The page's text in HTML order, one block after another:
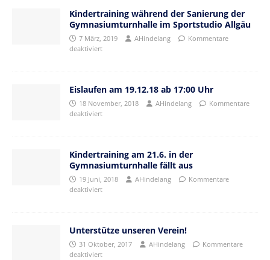
Kindertraining während der Sanierung der
Gymnasiumturnhalle im Sportstudio Allgäu
7 März, 2019 AHindelang
Kommentare
deaktiviert
Eislaufen am 19.12.18 ab 17:00 Uhr
18 November, 2018 AHindelang
Kommentare
deaktiviert
Kindertraining am 21.6. in der
Gymnasiumturnhalle fällt aus
19 Juni, 2018 AHindelang
Kommentare
deaktiviert
Unterstütze unseren Verein!
31 Oktober, 2017 AHindelang
Kommentare
deaktiviert